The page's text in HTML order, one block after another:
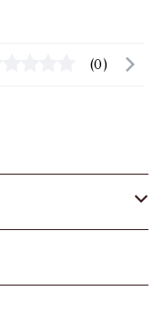
(0)